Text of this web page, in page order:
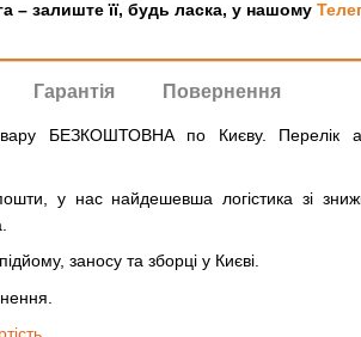
– залиште її, будь ласка, у нашому
Гарантія Повернення
БЕЗКОШТОВНА по Києву. Перелік
у нас найдешевша логістика зі
заносу та зборці у Києві.